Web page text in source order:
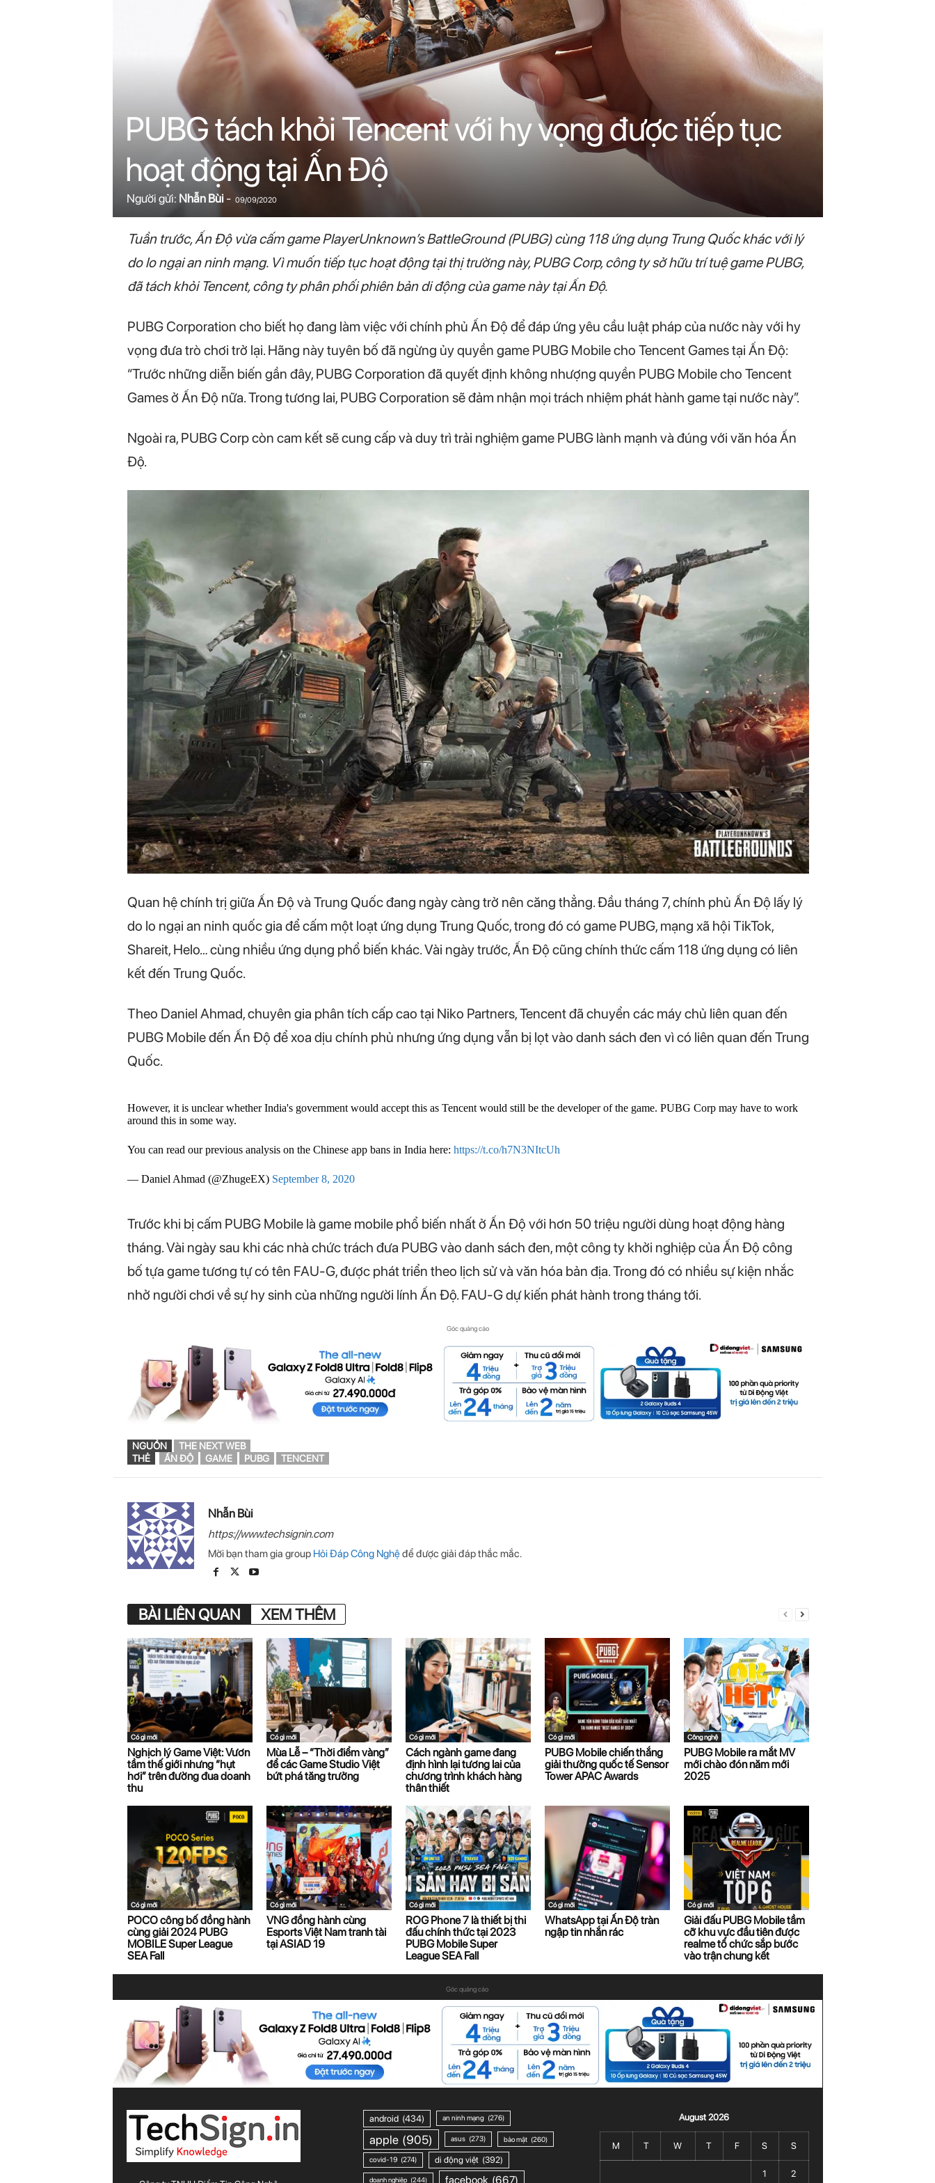
c
o
m
PUBG tách khỏi Tencent với hy vọng được tiếp tục
hoạt động tại Ấn Độ
Người gửi: Nhẫn Bùi- 09/09/2020
Tuần trước, Ấn Độ vừa cấm game PlayerUnknown’s BattleGround (PUBG) cùng 118 ứng dụng Trung Quốc khác với lý
do lo ngại an ninh mạng. Vì muốn tiếp tục hoạt động tại thị trường này, PUBG Corp, công ty sở hữu trí tuệ game PUBG,
đã tách khỏi Tencent, công ty phân phối phiên bản di động của game này tại Ấn Độ.
PUBG Corporation cho biết họ đang làm việc với chính phủ Ấn Độ để đáp ứng yêu cầu luật pháp của nước này với hy
vọng đưa trò chơi trở lại. Hãng này tuyên bố đã ngừng ủy quyền game PUBG Mobile cho Tencent Games tại Ấn Độ:
“Trước những diễn biến gần đây, PUBG Corporation đã quyết định không nhượng quyền PUBG Mobile cho Tencent
Games ở Ấn Độ nữa. Trong tương lai, PUBG Corporation sẽ đảm nhận mọi trách nhiệm phát hành game tại nước này”.
Ngoài ra, PUBG Corp còn cam kết sẽ cung cấp và duy trì trải nghiệm game PUBG lành mạnh và đúng với văn hóa Ấn
Độ.
Quan hệ chính trị giữa Ấn Độ và Trung Quốc đang ngày càng trở nên căng thẳng. Đầu tháng 7, chính phủ Ấn Độ lấy lý
do lo ngại an ninh quốc gia để cấm một loạt ứng dụng Trung Quốc, trong đó có game PUBG, mạng xã hội TikTok,
Shareit, Helo… cùng nhiều ứng dụng phổ biến khác. Vài ngày trước, Ấn Độ cũng chính thức cấm 118 ứng dụng có liên
kết đến Trung Quốc.
Theo Daniel Ahmad, chuyên gia phân tích cấp cao tại Niko Partners, Tencent đã chuyển các máy chủ liên quan đến
PUBG Mobile đến Ấn Độ để xoa dịu chính phủ nhưng ứng dụng vẫn bị lọt vào danh sách đen vì có liên quan đến Trung
Quốc.
However, it is unclear whether India's government would accept this as Tencent would still be the developer of the game. PUBG Corp may have to work
around this in some way.
You can read our previous analysis on the Chinese app bans in India here: https://t.co/h7N3NItcUh
— Daniel Ahmad (@ZhugeEX) September 8, 2020
Trước khi bị cấm PUBG Mobile là game mobile phổ biến nhất ở Ấn Độ với hơn 50 triệu người dùng hoạt động hàng
tháng. Vài ngày sau khi các nhà chức trách đưa PUBG vào danh sách đen, một công ty khởi nghiệp của Ấn Độ công
bố tựa game tương tự có tên FAU-G, được phát triển theo lịch sử và văn hóa bản địa. Trong đó có nhiều sự kiện nhắc
nhở người chơi về sự hy sinh của những người lính Ấn Độ. FAU-G dự kiến phát hành trong tháng tới.
Góc quảng cáo
NGUỒN
THE NEXT WEB
THẺ
ẤN ĐỘ GAME PUBG TENCENT
Nhẫn Bùi
https://www.techsignin.com
Mời bạn tham gia group Hỏi Đáp Công Nghệđể được giải đáp thắc mắc.
BÀI LIÊN QUAN XEM THÊM
Có gì mới
Nghịch lý Game Việt: Vươn
tầm thế giới nhưng “hụt
hơi” trên đường đua doanh
thu
Có gì mới
Mùa Lễ – “Thời điểm vàng”
để các Game Studio Việt
bứt phá tăng trưởng
Có gì mới
Cách ngành game đang
định hình lại tương lai của
chương trình khách hàng
thân thiết
Có gì mới
PUBG Mobile chiến thắng
giải thưởng quốc tế Sensor
Tower APAC Awards
Công nghệ
PUBG Mobile ra mắt MV
mới chào đón năm mới
2025
Có gì mới
POCO công bố đồng hành
cùng giải 2024 PUBG
MOBILE Super League
SEA Fall
Có gì mới
VNG đồng hành cùng
Esports Việt Nam tranh tài
tại ASIAD 19
Có gì mới
ROG Phone 7 là thiết bị thi
đấu chính thức tại 2023
PUBG Mobile Super
League SEA Fall
Có gì mới
WhatsApp tại Ấn Độ tràn
ngập tin nhắn rác
Có gì mới
Giải đấu PUBG Mobile tầm
cỡ khu vực đầu tiên được
realme tổ chức sắp bước
vào trận chung kết
Góc quảng cáo
android (434) an ninh mạng (276)
apple (905) asus (273) bảo mật (260)
covid-19 (274) di động việt (392)
doanh nghiệp (244) facebook (667)
August 2026
M T W T F S S
1 2